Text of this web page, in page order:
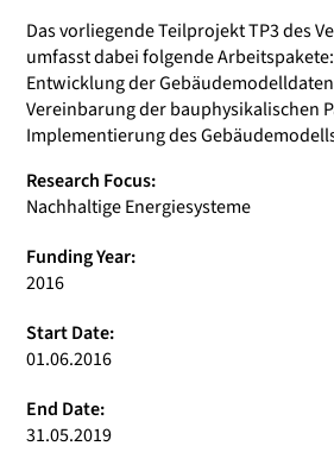
Das vorliegende Teilprojekt TP3 des
umfasst dabei folgende Arbeitspakete:
Entwicklung der
Vereinbarung der bauphysikalischen
Implementierung des
Research Focus:
Nachhaltige Energiesysteme
Funding Year:
2016
Start Date:
01.06.2016
End Date:
31.05.2019